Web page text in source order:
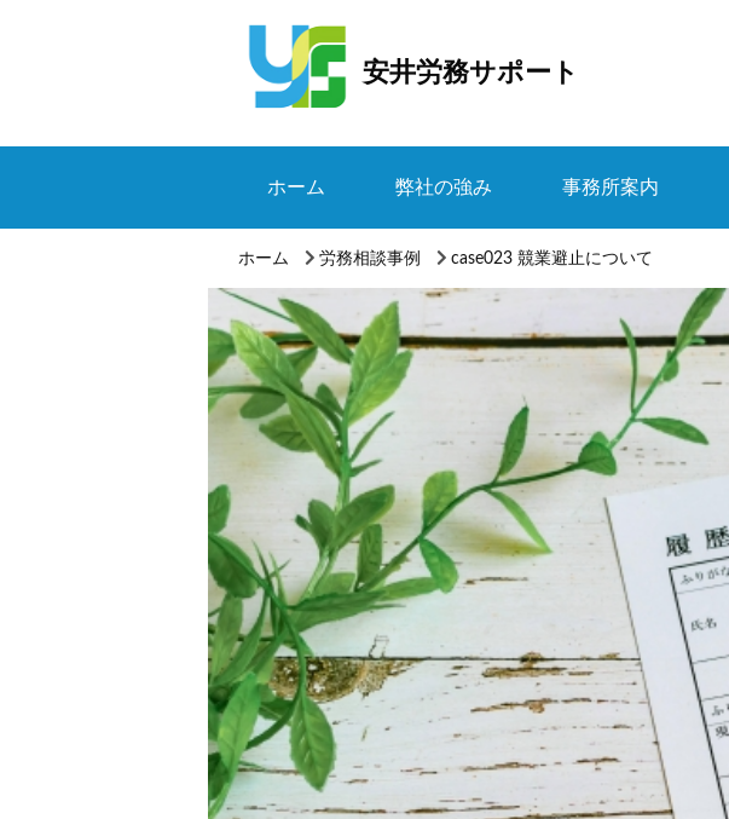
安井労務サポート
ホーム 弊社の強み 事務所案内
ホーム 労務相談事例 case023 競業避止について